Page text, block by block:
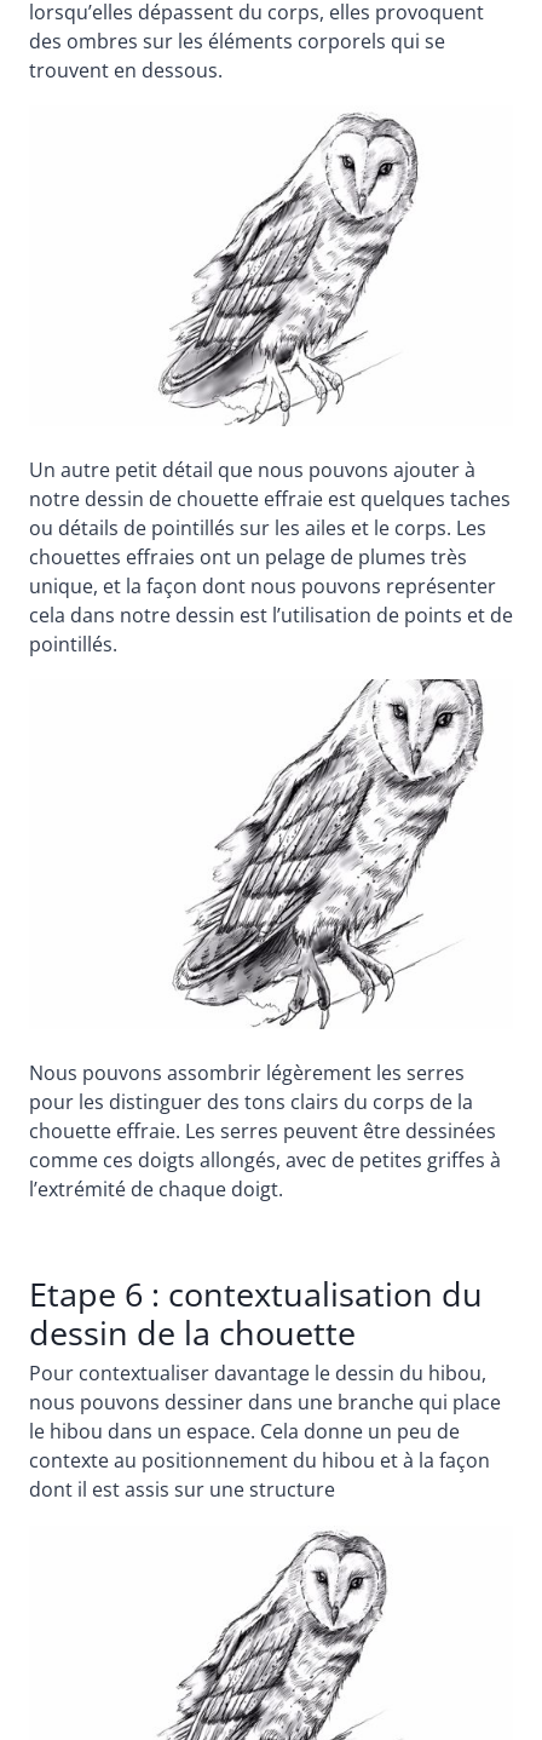
lorsqu’elles dépassent du corps, elles provoquent
des ombres sur les éléments corporels qui se
trouvent en dessous.
Un autre petit détail que nous pouvons ajouter à
notre dessin de chouette effraie est quelques taches
ou détails de pointillés sur les ailes et le corps. Les
chouettes effraies ont un pelage de plumes très
unique, et la façon dont nous pouvons représenter
cela dans notre dessin est l’utilisation de points et de
pointillés.
Nous pouvons assombrir légèrement les serres
pour les distinguer des tons clairs du corps de la
chouette effraie. Les serres peuvent être dessinées
comme ces doigts allongés, avec de petites griffes à
l’extrémité de chaque doigt.
Etape 6 : contextualisation du
dessin de la chouette
Pour contextualiser davantage le dessin du hibou,
nous pouvons dessiner dans une branche qui place
le hibou dans un espace. Cela donne un peu de
contexte au positionnement du hibou et à la façon
dont il est assis sur une structure